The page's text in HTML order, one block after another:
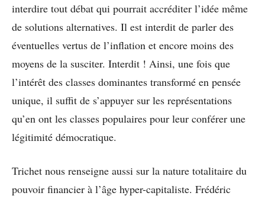
interdire tout débat qui pourrait accréditer l’idée même
de solutions alternatives. Il est interdit de parler des
éventuelles vertus de l’inflation et encore moins des
moyens de la susciter. Interdit ! Ainsi, une fois que
l’intérêt des classes dominantes transformé en pensée
unique, il suffit de s’appuyer sur les représentations
qu’en ont les classes populaires pour leur conférer une
légitimité démocratique.
Trichet nous renseigne aussi sur la nature totalitaire du
pouvoir financier à l’âge hyper-capitaliste. Frédéric